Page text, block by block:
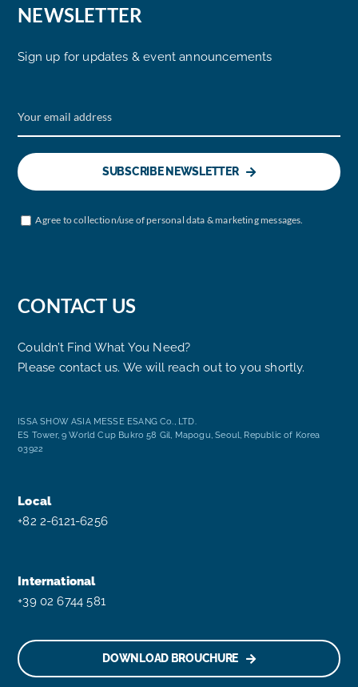
NEWSLETTER
Sign up for updates & event announcements
SUBSCRIBE NEWSLETTER
Agree to collection/use of personal data & marketing messages.
CONTACT US
Couldn’t Find What You Need?
Please contact us. We will reach out to you shortly.
ISSA SHOW ASIA MESSE ESANG Co., LTD.
ES Tower, 9 World Cup Bukro 58 Gil, Mapogu, Seoul, Republic of Korea
03922
Local
+82 2-6121-6256
International
+39 02 6744 581
DOWNLOAD BROUCHURE